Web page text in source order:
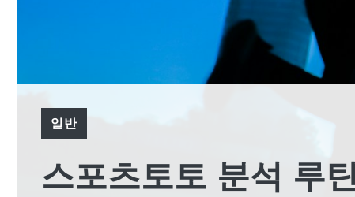
일반
스포츠토토 분석 루